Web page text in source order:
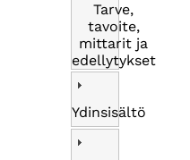
Tarve,
tavoite,
mittarit ja
edellytykset
Ydinsisältö